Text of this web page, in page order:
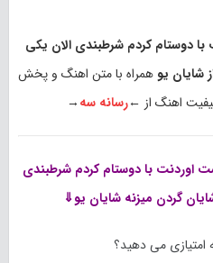
دوستام کردم شرطبندی الان یکی
شایان یو همراه با متن اهنگ و پخش
اهنگ از ←رسانه سه→
اوردنت با دوستام کردم شرطبندی
گردن میزنه شایان یو⇓
می دهید؟